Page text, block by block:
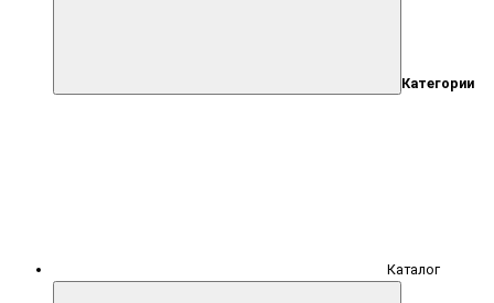
Категории
Каталог